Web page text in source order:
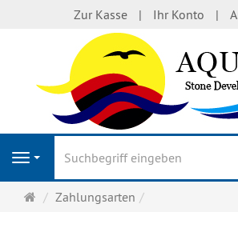
Zur Kasse Ihr Konto
Navigation
Startseite
Zahlungsarten